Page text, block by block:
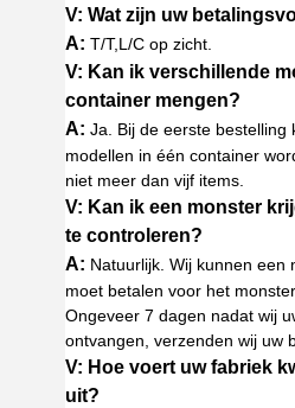
V: Wat zijn uw
A: T/T,L/C op zicht.
V: Kan ik verschillende
container mengen?
A: Ja. Bij de eerste bestelling
modellen in één container
niet meer dan vijf items.
V: Kan ik een monster
te controleren?
A: Natuurlijk. Wij kunnen een
moet betalen voor het
Ongeveer 7 dagen nadat wij
ontvangen, verzenden wij uw
V: Hoe voert uw fabriek
uit?